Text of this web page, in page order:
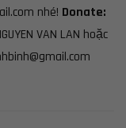
nhé! Donate:
VAN LAN hoặc